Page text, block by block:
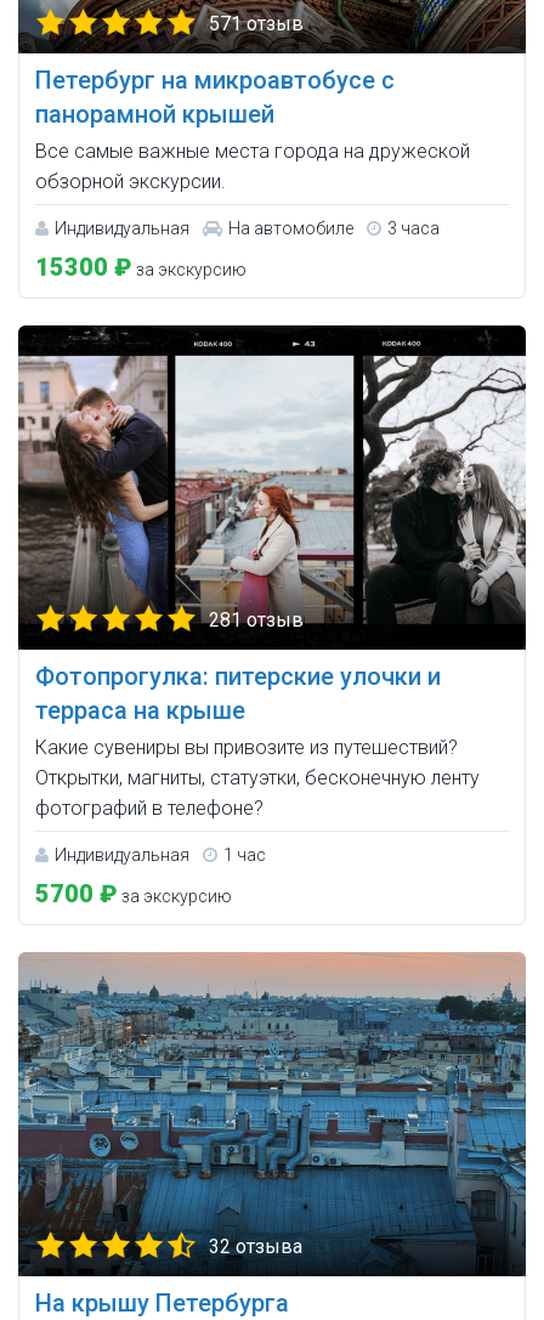
571 отзыв
Петербург на микроавтобусе с
панорамной крышей
Все самые важные места города на дружеской
обзорной экскурсии.
Индивидуальная На автомобиле 3 часа
15300 ₽ за экскурсию
281 отзыв
Фотопрогулка: питерские улочки и
терраса на крыше
Какие сувениры вы привозите из путешествий?
Открытки, магниты, статуэтки, бесконечную ленту
фотографий в телефоне?
Индивидуальная 1 час
5700 ₽ за экскурсию
32 отзыва
На крышу Петербурга